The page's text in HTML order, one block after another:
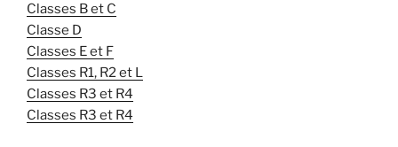
Classes B et C
Classe D
Classes E et F
Classes R1, R2 et L
Classes R3 et R4
Classes R3 et R4